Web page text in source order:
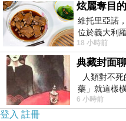
炫麗奪目
維托里亞諾
位於義大利
用以紀念統
18 小時前
典藏封面
人類對不死
藥」就這樣
停止衰老、
6 小時前
登入 註冊